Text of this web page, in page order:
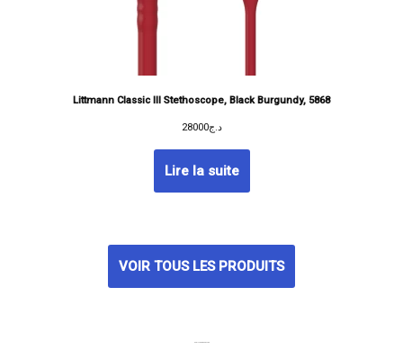
Littmann Classic III Stethoscope, Black Burgundy, 5868
د.ج28000
Lire la suite
VOIR TOUS LES PRODUITS